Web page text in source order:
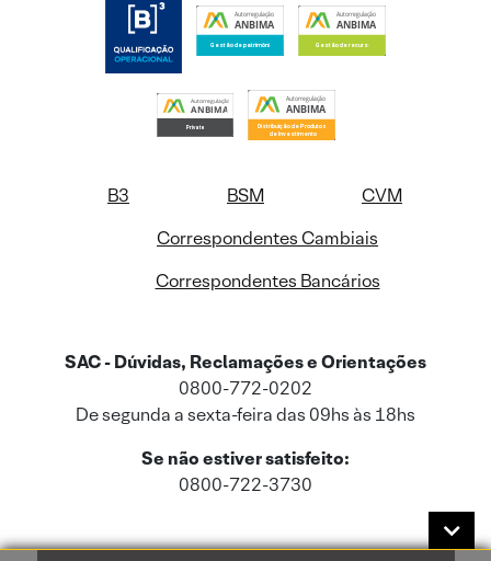
B3 BSM
CVM
Correspondentes Cambiais
Correspondentes Bancários
SAC - Dúvidas, Reclamações e Orientações
0800-772-0202
De segunda a sexta-feira das 09hs às 18hs
Se não estiver satisfeito:
0800-722-3730